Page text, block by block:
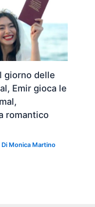
giorno delle
Emir gioca le
romantico
Di Monica Martino